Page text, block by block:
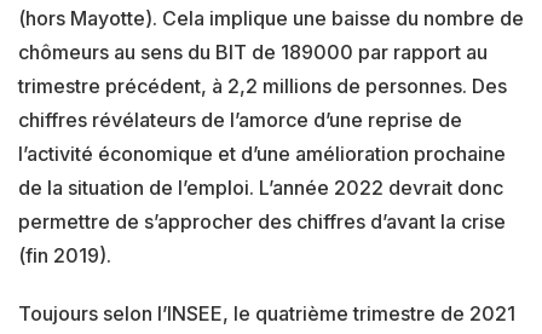
(hors Mayotte). Cela implique une baisse du nombre de
chômeurs au sens du BIT de 189000 par rapport au
trimestre précédent, à 2,2 millions de personnes. Des
chiffres révélateurs de l’amorce d’une reprise de
l’activité économique et d’une amélioration prochaine
de la situation de l’emploi. L’année 2022 devrait donc
permettre de s’approcher des chiffres d’avant la crise
(fin 2019).
Toujours selon l’INSEE, le quatrième trimestre de 2021